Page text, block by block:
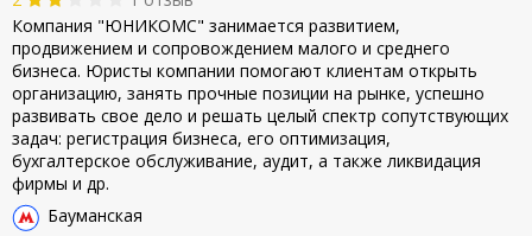
Компания "ЮНИКОМС" занимается развитием,
продвижением и сопровождением малого и среднего
бизнеса. Юристы компании помогают клиентам открыть
организацию, занять прочные позиции на рынке, успешно
развивать свое дело и решать целый спектр сопутствующих
задач: регистрация бизнеса, его оптимизация,
бухгалтерское обслуживание, аудит, а также ликвидация
фирмы и др.
Бауманская